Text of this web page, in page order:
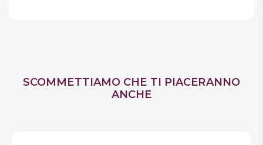
SCOMMETTIAMO CHE TI PIACERANNO
ANCHE